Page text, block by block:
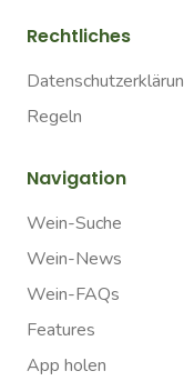
Rechtliches
Regeln
Navigation
Wein-Suche
Wein-News
Wein-FAQs
Features
App holen